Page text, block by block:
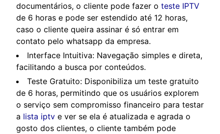
documentários, o cliente pode fazer o teste IPTV
de 6 horas e pode ser estendido até 12 horas,
caso o cliente queira assinar é só entrar em
contato pelo whatsapp da empresa.
Interface Intuitiva: Navegação simples e direta,
facilitando a busca por conteúdos.
Teste Gratuito: Disponibiliza um teste gratuito
de 6 horas, permitindo que os usuários explorem
o serviço sem compromisso financeiro para testar
a lista iptv e ver se ela é atualizada e agrada o
gosto dos clientes, o cliente também pode